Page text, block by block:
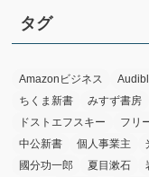
リ
ー
タグ
Amazonビジネス
ちくま新書
みすず書房
ドストエフスキー
フリ
中公新書
個人事業主
國分功一郎
夏目漱石